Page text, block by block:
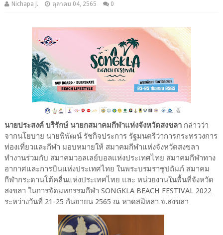
Nichapa J. ตุลาคม 04, 2565 0
นายประสงค์ บริรักษ์ นายกสมาคมกีฬาแห่งจังหวัดสงขลา กล่าวว่า
จากนโยบาย นายพิพัฒน์ รัชกิจประการ รัฐมนตรีว่าการกระทรวงการ
ท่องเที่ยวและกีฬา มอบหมายให้ สมาคมกีฬาแห่งจังหวัดสงขลา
ทำงานร่วมกับ สมาคมวอลเลย์บอลแห่งประเทศไทย สมาคมกีฬาทาง
อากาศและการบินแห่งประเทศไทย ในพระบรมราชูปถัมภ์ สมาคม
กีฬากระดานโต้คลื่นแห่งประเทศไทย และ หน่วยงานในพื้นที่จังหวัด
สงขลา ในการจัดมหกรรมกีฬา SONGKLA BEACH FESTIVAL 2022
ระหว่างวันที่ 21-25 กันยายน 2565 ณ หาดสมิหลา จ.สงขลา